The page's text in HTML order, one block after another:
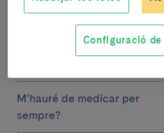
Hi ha altres tractaments
farmacològics pels trastorns
M’hauré de medicar per
sempre?
Configuració